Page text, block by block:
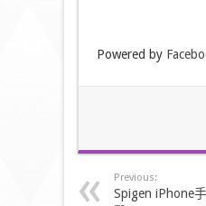
Powered by
Previous:
Spigen iPhone